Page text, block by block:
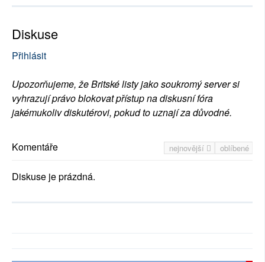
Diskuse
Přihlásit
Upozorňujeme, že Britské listy jako soukromý server si
vyhrazují právo blokovat přístup na diskusní fóra
jakémukoliv diskutérovi, pokud to uznají za důvodné.
nejnovější oblíbené
Komentáře
Diskuse je prázdná.